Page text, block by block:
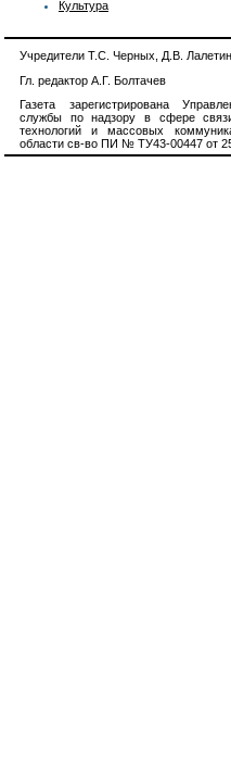
Культура
Учредители Т.С. Черных, Д.В. Лалетин
Гл. редактор А.Г. Болтачев
Газета зарегистрирована
службы по надзору в сфере
технологий и массовых
области св-во ПИ № ТУ43-00447 от 25